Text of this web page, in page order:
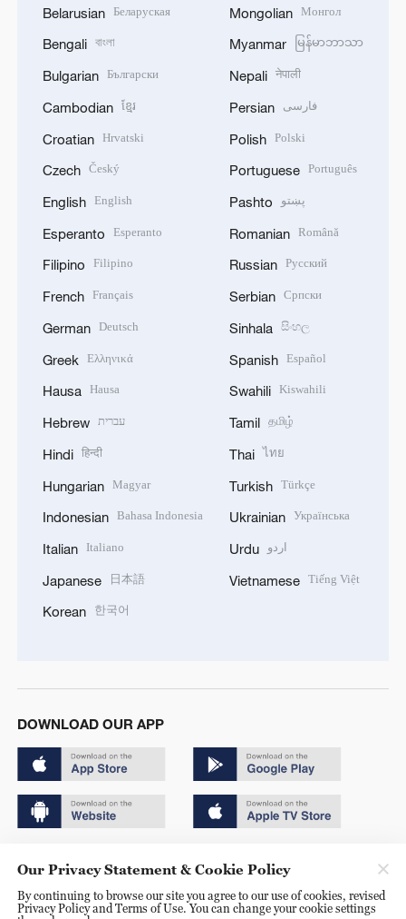
Belarusian Беларуская
Bengali বাংলা
Bulgarian Български
Cambodian ខ្មែរ
Croatian Hrvatski
Czech Český
English English
Esperanto Esperanto
Filipino Filipino
French Français
German Deutsch
Greek Ελληνικά
Hausa Hausa
Hebrew עברית
Hindi हिन्दी
Hungarian Magyar
Indonesian Bahasa Indonesia
Italian Italiano
Japanese 日本語
Korean 한국어
Mongolian Монгол
Myanmar မြန်မာဘာသာ
Nepali नेपाली
Persian فارسی
Polish Polski
Portuguese Português
Pashto پښتو
Romanian Română
Russian Русский
Serbian Српски
Sinhala සිංහල
Spanish Español
Swahili Kiswahili
Tamil தமிழ்
Thai ไทย
Turkish Türkçe
Ukrainian Українська
Urdu اردو
Vietnamese Tiếng Việt
DOWNLOAD OUR APP
京ICP备20000184号
Our Privacy Statement & Cookie Policy
By continuing to browse our site you agree to our use of cookies, revised
Privacy Policy and Terms of Use. You can change your cookie settings